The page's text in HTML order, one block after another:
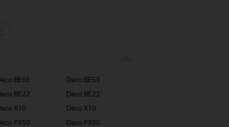
BE65
Deco BE65
BE22
Deco BE22
X10
Deco X10
PX50
Deco PX50